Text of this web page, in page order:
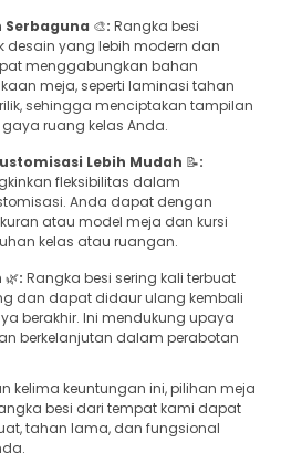
Serbaguna 🎨: Rangka besi
desain yang lebih modern dan
menggabungkan bahan
meja, seperti laminasi tahan
sehingga menciptakan tampilan
ruang kelas Anda.
Lebih Mudah 📝:
fleksibilitas dalam
Anda dapat dengan
atau model meja dan kursi
kelas atau ruangan.
🌿: Rangka besi sering kali terbuat
dan dapat didaur ulang kembali
berakhir. Ini mendukung upaya
berkelanjutan dalam perabotan
kelima keuntungan ini, pilihan meja
besi dari tempat kami dapat
tahan lama, dan fungsional